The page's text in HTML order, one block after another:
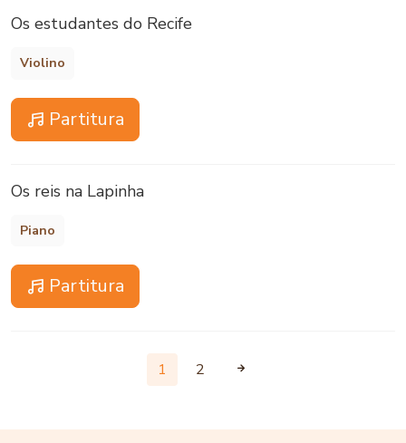
Os estudantes do Recife
Violino
Partitura
Os reis na Lapinha
Piano
Partitura
1 2